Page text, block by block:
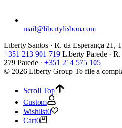
mail@libertylisbon.com
Liberty Santos · R. da Esperança 21,
+351 213 901 719 Liberty Parede ·
279 Parede · +351 214 575 105
© 2026 Liberty Group To file a
Scroll Top
Custom
Wishlist0
Cart0